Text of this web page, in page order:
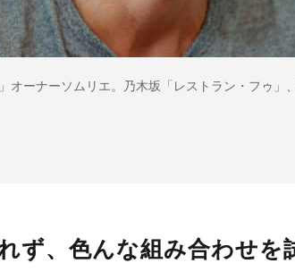
オーナーソムリエ。乃木坂「レストラン・フゥ」
ず、色んな組み合わせを